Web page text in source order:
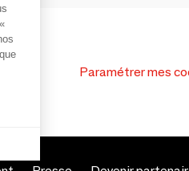
Paramétrer mes